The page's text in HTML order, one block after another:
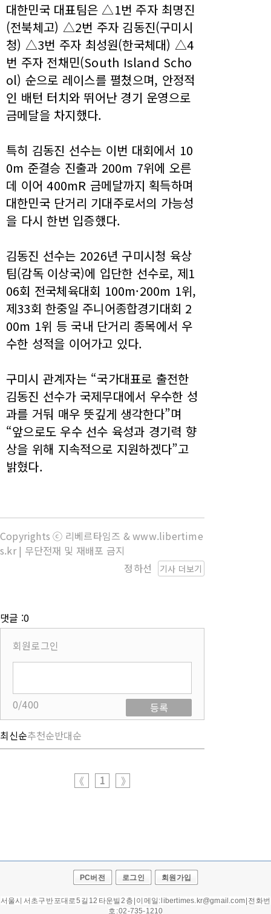
대한민국 대표팀은 △1번 주자 최명진
(전북체고) △2번 주자 김동진(구미시
청) △3번 주자 최성원(한국체대) △4
번 주자 전채민(South Island Scho
ol) 순으로 레이스를 펼쳤으며, 안정적
인 배턴 터치와 뛰어난 경기 운영으로
금메달을 차지했다.
특히 김동진 선수는 이번 대회에서 10
0m 준결승 진출과 200m 7위에 오른
데 이어 400mR 금메달까지 획득하며
대한민국 단거리 기대주로서의 가능성
을 다시 한번 입증했다.
김동진 선수는 2026년 구미시청 육상
팀(감독 이상국)에 입단한 선수로, 제1
06회 전국체육대회 100m·200m 1위,
제33회 한중일 주니어종합경기대회 2
00m 1위 등 국내 단거리 종목에서 우
수한 성적을 이어가고 있다.
구미시 관계자는 “국가대표로 출전한
김동진 선수가 국제무대에서 우수한 성
과를 거둬 매우 뜻깊게 생각한다”며
“앞으로도 우수 선수 육성과 경기력 향
상을 위해 지속적으로 지원하겠다”고
밝혔다.
Copyrights ⓒ 리베르타임즈 & www.libertime
s.kr | 무단전재 및 재배포 금지
기사 더보기
정하선
댓글 :0
회원로그인
0/400
등록
최신순추천순반대순
《 1 》
PC버전 로그인 회원가입
서울시 서초구 반포대로 5길 12 타운빌 2층 | 이메일: libertimes.kr@gmail.com | 전화번
호 : 02-735-1210